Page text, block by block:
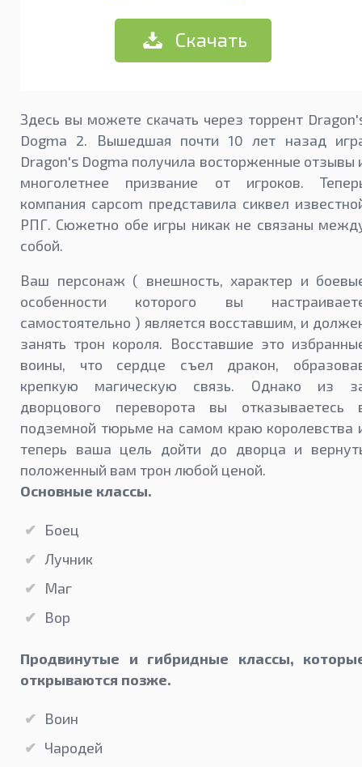
Скачать
Здесь вы можете скачать через торрент
Dogma 2. Вышедшая почти 10 лет назад
Dragon's Dogma получила восторженные отзывы
многолетнее призвание от игроков.
компания capcom представила сиквел
РПГ. Сюжетно обе игры никак не связаны
собой.
Ваш персонаж ( внешность, характер и
особенности которого вы
самостоятельно ) является восставшим, и
занять трон короля. Восставшие это
воины, что сердце съел дракон,
крепкую магическую связь. Однако из
дворцового переворота вы отказываетесь
подземной тюрьме на самом краю королевства
теперь ваша цель дойти до дворца и
положенный вам трон любой ценой.
Основные классы.
Боец
Лучник
Маг
Вор
Продвинутые и гибридные классы,
открываются позже.
Воин
Чародей